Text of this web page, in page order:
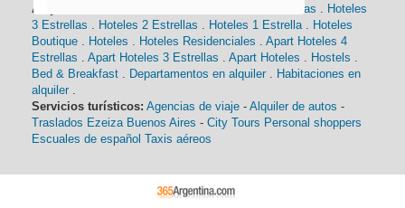
Alojamiento:
Hoteles 4 Estrellas
Hoteles
3 Estrellas
Hoteles 2 Estrellas Hoteles 1 Estrella
Hoteles
Boutique
Hoteles Hoteles Residenciales
Apart Hoteles 4
Estrellas
Apart Hoteles 3 Estrellas Apart Hoteles Hostels
Bed & Breakfast
Departamentos en alquiler
Habitaciones en
alquiler
Servicios turísticos: Agencias de viaje - Alquiler de autos -
Traslados Ezeiza Buenos Aires - City Tours Personal shoppers
Escuales de español Taxis aéreos